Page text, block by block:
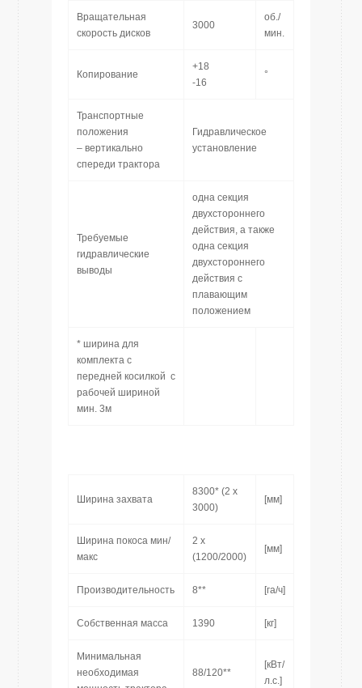
Вращательная
скорость дисков
3000
об./
мин.
Копирование
+18
-16
°
Транспортные
положения
– вертикально
спереди трактора
Гидравлическое
установление
Требуемые
гидравлические
выводы
одна секция
двухстороннего
действия, а также
одна секция
двухстороннего
действия с
плавающим
положением
* ширина для
комплекта с
передней косилкой с
рабочей шириной
мин. 3м
Ширина захвата
8300* (2 x
3000)
[мм]
Ширина покоса мин/
макс
2 x
(1200/2000)
[мм]
Производительность 8** [га/ч]
Собственная масса 1390 [кг]
Минимальная
необходимая
88/120**
[кВт/
л.с.]